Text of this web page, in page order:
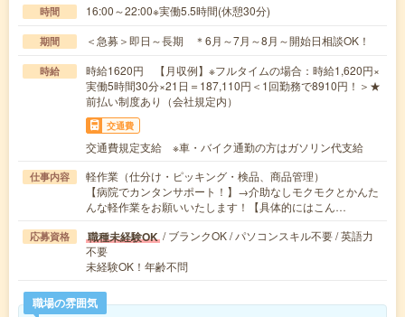
時間 16:00～22:00※実働5.5時間(休憩30分)
期間 ＜急募＞即日～長期 ＊6月～7月～8月～開始日相談OK！
時給
時給1620円 【月収例】※フルタイムの場合：時給1,620円×
実働5時間30分×21日＝187,110円＜1回勤務で8910円！＞★
前払い制度あり（会社規定内）
交通費
交通費規定支給 ※車・バイク通勤の方はガソリン代支給
仕事内容
軽作業（仕分け・ピッキング・検品、商品管理）
【病院でカンタンサポート！】→介助なしモクモクとかんた
んな軽作業をお願いいたします！【具体的にはこん…
応募資格 職種未経験OK / ブランクOK / パソコンスキル不要 / 英語力
不要
未経験OK！年齢不問
職場の雰囲気